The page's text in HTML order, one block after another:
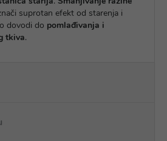
suprotan efekt od starenja i
dovodi do pomlađivanja i
tkiva.